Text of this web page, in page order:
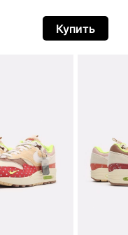
Купить